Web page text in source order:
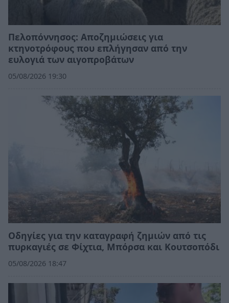
Πελοπόννησος: Αποζημιώσεις για
κτηνοτρόφους που επλήγησαν από την
ευλογιά των αιγοπροβάτων
05/08/2026 19:30
Οδηγίες για την καταγραφή ζημιών από τις
πυρκαγιές σε Φίχτια, Μπόρσα και Κουτσοπόδι
05/08/2026 18:47